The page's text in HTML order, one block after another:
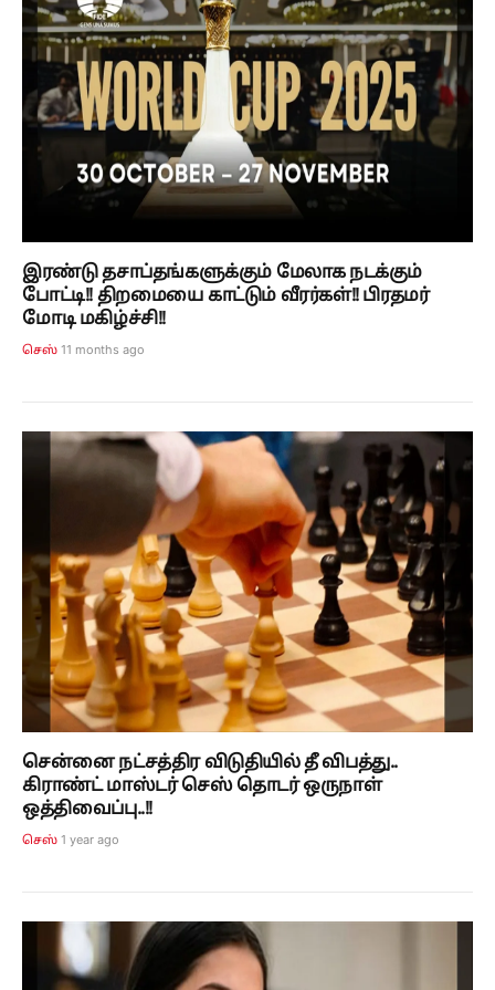
இரண்டு தசாப்தங்களுக்கும் மேலாக நடக்கும்
போட்டி!! திறமையை காட்டும் வீரர்கள்!! பிரதமர்
மோடி மகிழ்ச்சி!!
செஸ் 11 months ago
சென்னை நட்சத்திர விடுதியில் தீ விபத்து..
கிராண்ட் மாஸ்டர் செஸ் தொடர் ஒருநாள்
ஒத்திவைப்பு..!!
செஸ் 1 year ago